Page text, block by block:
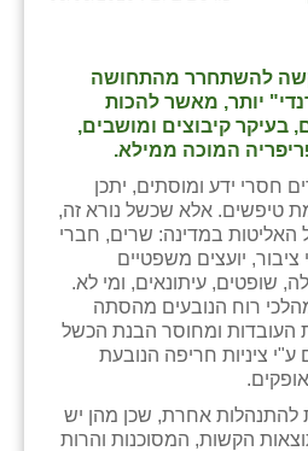
להשתחרר מהתחושה
יותר, מאשר להכות
בעיקר קיבוצים ומושבים,
המוכה ממילא.
חסרי ידע ומוסתים, יתכן
טיפשים. אלא שכשל נורא זה,
במדינה: שרים, חברי
יועצים משפטיים
שופטים, עיתונאים, ומי לא.
רוח הנובעים מהסתה
ומחוסר הבנת הכשל
ציניות חריפה הנובעת
להתנהלות אחרת, שכן מהן יש
הקשות, המסוכנות והרות